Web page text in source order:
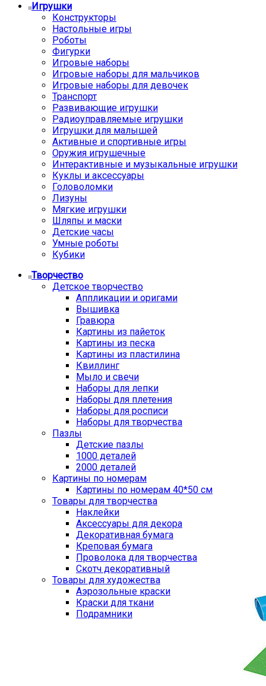
Игрушки
Конструкторы
Настольные игры
Роботы
Фигурки
Игровые наборы
Игровые наборы для мальчиков
Игровые наборы для девочек
Транспорт
Развивающие игрушки
Радиоуправляемые игрушки
Игрушки для малышей
Активные и спортивные игры
Оружия игрушечные
Интерактивные и музыкальные игрушки
Куклы и аксессуары
Головоломки
Лизуны
Мягкие игрушки
Шляпы и маски
Детские часы
Умные роботы
Кубики
Творчество
Детское творчество
Аппликации и оригами
Вышивка
Гравюра
Картины из пайеток
Картины из песка
Картины из пластилина
Квиллинг
Мыло и свечи
Наборы для лепки
Наборы для плетения
Наборы для росписи
Наборы для творчества
Пазлы
Детские пазлы
1000 деталей
2000 деталей
Картины по номерам
Картины по номерам 40*50 см
Товары для творчества
Наклейки
Аксессуары для декора
Декоративная бумага
Креповая бумага
Проволока для творчества
Скотч декоративный
Товары для художества
Аэрозольные краски
Краски для ткани
Подрамники